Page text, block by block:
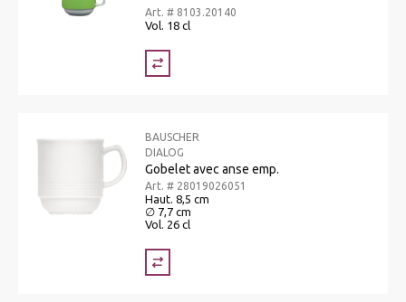
Art. # 8103.20140
Vol. 18 cl
BAUSCHER
DIALOG
Gobelet avec anse emp.
Art. # 28019026051
Haut. 8,5 cm
∅ 7,7 cm
Vol. 26 cl